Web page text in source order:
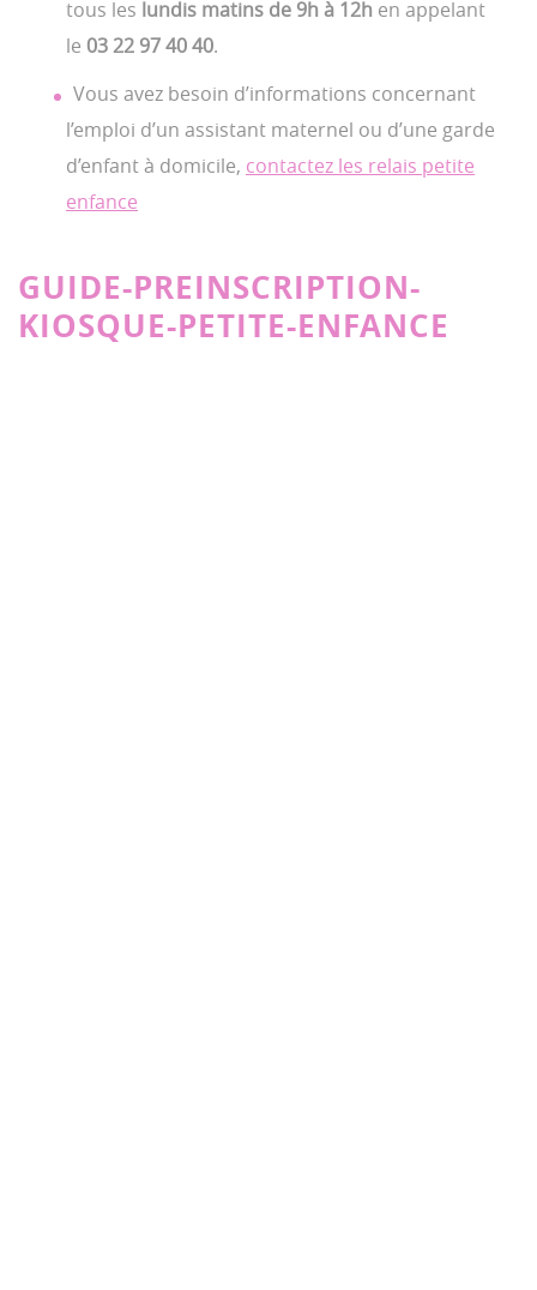
tous les lundis matins de 9h à 12h en appelant
le 03 22 97 40 40.
Vous avez besoin d’informations concernant
l’emploi d’un assistant maternel ou d’une garde
d’enfant à domicile, contactez les relais petite
enfance
GUIDE-PREINSCRIPTION-
KIOSQUE-PETITE-ENFANCE